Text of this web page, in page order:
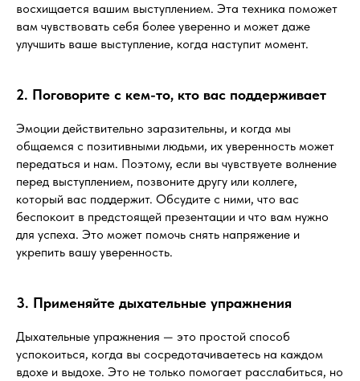
восхищается вашим выступлением. Эта техника поможет
вам чувствовать себя более уверенно и может даже
улучшить ваше выступление, когда наступит момент.
2. Поговорите с кем-то, кто вас поддерживает
Эмоции действительно заразительны, и когда мы
общаемся с позитивными людьми, их уверенность может
передаться и нам. Поэтому, если вы чувствуете волнение
перед выступлением, позвоните другу или коллеге,
который вас поддержит. Обсудите с ними, что вас
беспокоит в предстоящей презентации и что вам нужно
для успеха. Это может помочь снять напряжение и
укрепить вашу уверенность.
3. Применяйте дыхательные упражнения
Дыхательные упражнения — это простой способ
успокоиться, когда вы сосредотачиваетесь на каждом
вдохе и выдохе. Это не только помогает расслабиться, но